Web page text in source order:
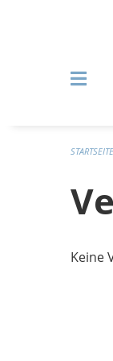
STARTSEITE
Keine